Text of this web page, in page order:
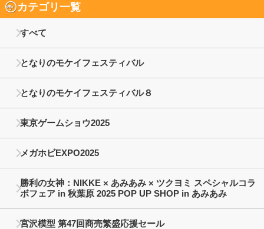
カテゴリ一覧
すべて
となりのモケイフェスティバル
となりのモケイフェスティバル８
東京ゲームショウ2025
メガホビEXPO2025
勝利の女神：NIKKE × あみあみ × ツクヨミ スペシャルコラ
ボフェア in 秋葉原 2025 POP UP SHOP in あみあみ
宮沢模型 第47回商売繁盛応援セール